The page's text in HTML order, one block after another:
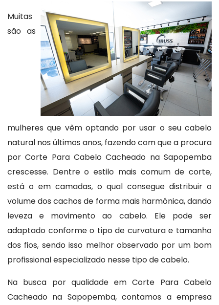
Muitas
são as
mulheres que vêm optando por usar o seu cabelo
natural nos últimos anos, fazendo com que a procura
por Corte Para Cabelo Cacheado na Sapopemba
crescesse. Dentre o estilo mais comum de corte,
está o em camadas, o qual consegue distribuir o
volume dos cachos de forma mais harmônica, dando
leveza e movimento ao cabelo. Ele pode ser
adaptado conforme o tipo de curvatura e tamanho
dos fios, sendo isso melhor observado por um bom
profissional especializado nesse tipo de cabelo.
Na busca por qualidade em Corte Para Cabelo
Cacheado na Sapopemba, contamos a empresa